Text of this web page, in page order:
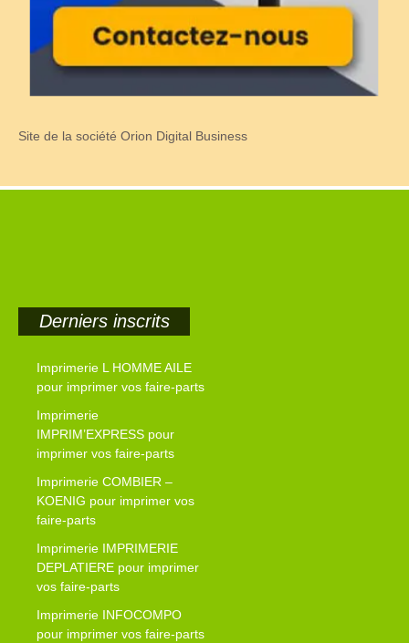
Site de la société Orion Digital Business
Derniers inscrits
Imprimerie L HOMME AILE
pour imprimer vos faire-parts
Imprimerie
IMPRIM’EXPRESS pour
imprimer vos faire-parts
Imprimerie COMBIER –
KOENIG pour imprimer vos
faire-parts
Imprimerie IMPRIMERIE
DEPLATIERE pour imprimer
vos faire-parts
Imprimerie INFOCOMPO
pour imprimer vos faire-parts